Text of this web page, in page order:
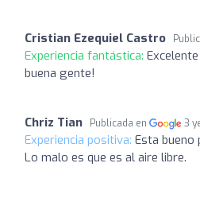
Cristian Ezequiel Castro
Experiencia fantástica:
buena gente!
Chriz Tian Publicada en 3
Experiencia positiva: Esta bueno
Lo malo es que es al aire libre.